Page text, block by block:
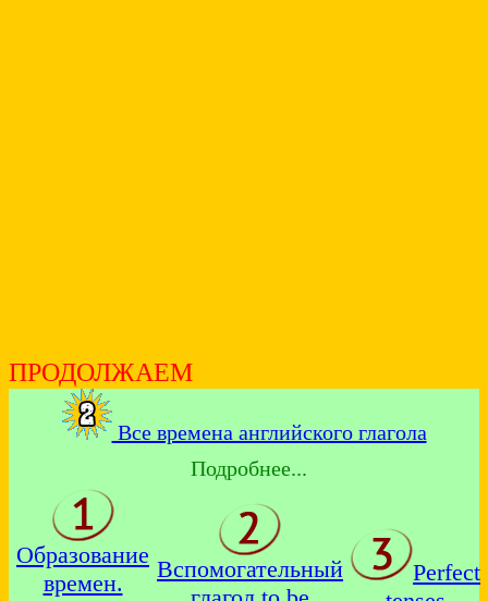
ПРОДОЛЖАЕМ
Все времена английского глагола
Подробнее...
Образование
времен.
Вспомогательный
Perfect